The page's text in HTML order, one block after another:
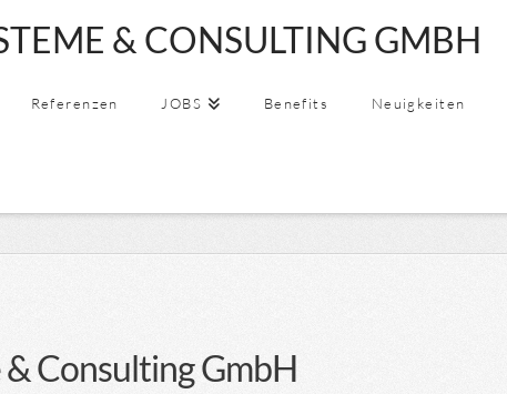
& CONSULTING GMBH
Referenzen JOBS Benefits Neuigkeiten
Consulting GmbH